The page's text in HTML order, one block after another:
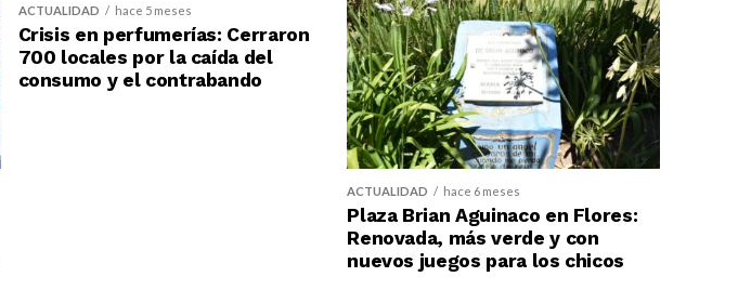
ACTUALIDAD hace 5 meses
Crisis en perfumerías: Cerraron
700 locales por la caída del
consumo y el contrabando
ACTUALIDAD hace 6 meses
Plaza Brian Aguinaco en Flores:
Renovada, más verde y con
nuevos juegos para los chicos